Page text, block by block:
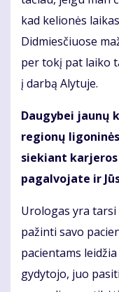
kad kelionės
Didmiesčiuose
per tokį pat laiko
į darbą Alytuje.
Daugybei jaunų
regionų
siekiant
pagalvojate ir
Urologas yra
pažinti savo
pacientams
gydytojo, juo